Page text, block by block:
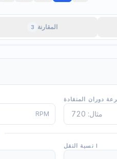
3 المقارنة
RPM
نسبة النقل I